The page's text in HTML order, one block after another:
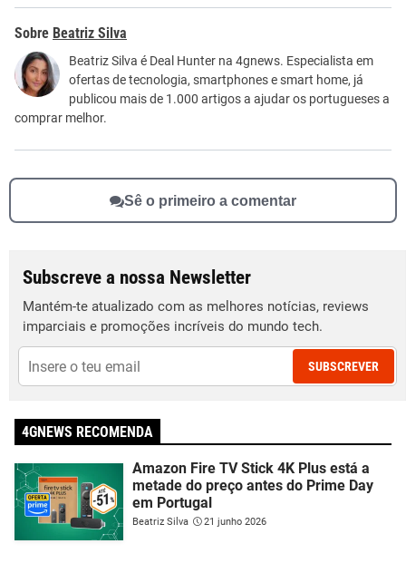
Este conteúdo contém informação incorreta
Este conteúdo não tem a informação que procuro
Outro
Beatriz Silva
Beatriz Silva é Deal Hunter na 4gnews. Especialista em
ofertas de tecnologia, smartphones e smart home, já
publicou mais de 1.000 artigos a ajudar os portugueses a
comprar melhor.
Sê o primeiro a comentar
Subscreve a nossa Newsletter
Mantém-te atualizado com as melhores notícias, reviews
imparciais e promoções incríveis do mundo tech.
SUBSCREVER
4GNEWS RECOMENDA
Amazon Fire TV Stick 4K Plus está a
metade do preço antes do Prime Day
em Portugal
Beatriz Silva 21 junho 2026